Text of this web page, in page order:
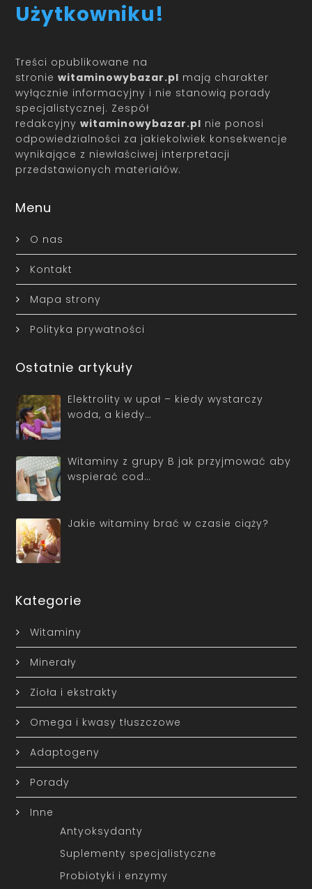
Użytkowniku!
Treści opublikowane na
stroniewitaminowybazar.pl mają charakter
wyłącznie informacyjny i nie stanowią porady
specjalistycznej. Zespół
redakcyjnywitaminowybazar.pl nie ponosi
odpowiedzialności za jakiekolwiek konsekwencje
wynikające z niewłaściwej interpretacji
przedstawionych materiałów.
Menu
O nas
Kontakt
Mapa strony
Polityka prywatności
Ostatnie artykuły
Elektrolity w upał – kiedy wystarczy
woda, a kiedy…
Witaminy z grupy B jak przyjmować aby
wspierać cod…
Jakie witaminy brać w czasie ciąży?
Kategorie
Witaminy
Minerały
Zioła i ekstrakty
Omega i kwasy tłuszczowe
Adaptogeny
Porady
Inne
Antyoksydanty
Suplementy specjalistyczne
Probiotyki i enzymy